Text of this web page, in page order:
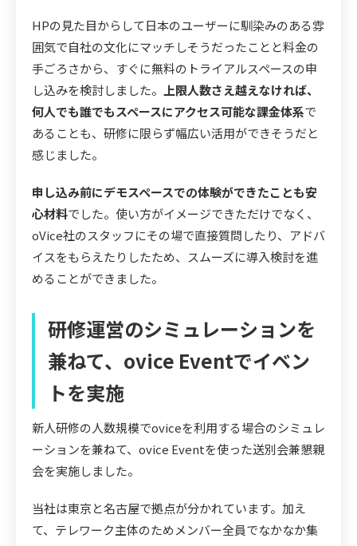
HPの見た目からして日本のユーザーに馴染みのある雰
囲気で自社の文化にマッチしそうだったことと料金の
手ごろさから、すぐに無料のトライアルスペースの申
し込みを検討しました。
上限人数さえ越えなければ、
何人でも誰でもスペースにアクセス可能な課金体系で
あることも、研修に限らず幅広い活用ができそうだと
感じました。
申し込み前にデモスペースでの体験ができたことも安
心材料でした。使い方がイメージできただけでなく、
oVice社のスタッフにその場で直接質問したり、アドバ
イスをもらえたりしたため、スムーズに導入検討を進
めることができました。
研修運営のシミュレーションを
兼ねて、ovice Eventでイベン
トを実施
新人研修の人数規模でoviceを利用する場合のシミュレ
ーションを兼ねて、ovice Eventを使った送別会兼懇親
会を実施しました。
当社は東京と名古屋で拠点が分かれています。加え
て、テレワーク主体のためメンバー全員でなかなか集